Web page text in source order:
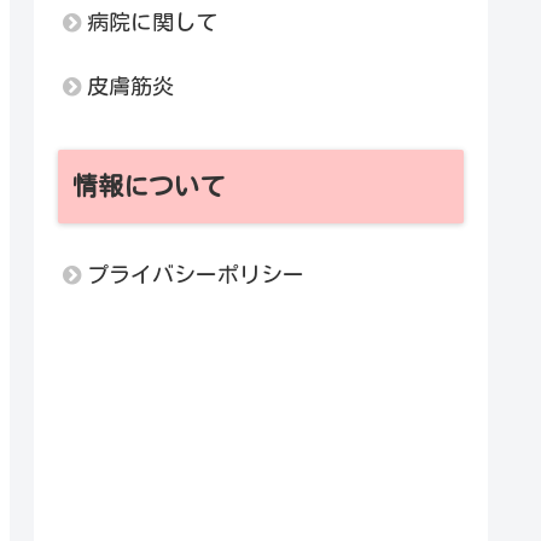
病院に関して
皮膚筋炎
情報について
プライバシーポリシー